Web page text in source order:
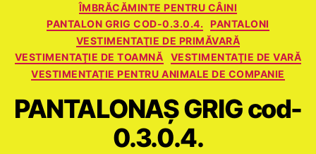
ÎMBRĂCĂMINTE PENTRU CÂINI
PANTALON GRIG COD-0.3.0.4.
PANTALONI
VESTIMENTAŢIE DE PRIMĂVARĂ
VESTIMENTAŢIE DE TOAMNĂ
VESTIMENTAŢIE DE VARĂ
VESTIMENTAȚIE PENTRU ANIMALE DE COMPANIE
PANTALONAŞ GRIG cod-
0.3.0.4.